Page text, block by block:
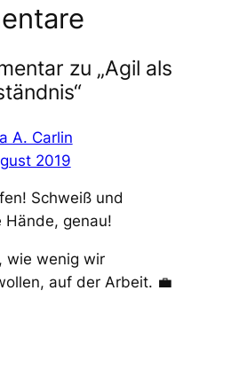
zu „Agil als
A. Carlin
2019
Schweiß und
Hände, genau!
wie wenig wir
auf der Arbeit. 💼